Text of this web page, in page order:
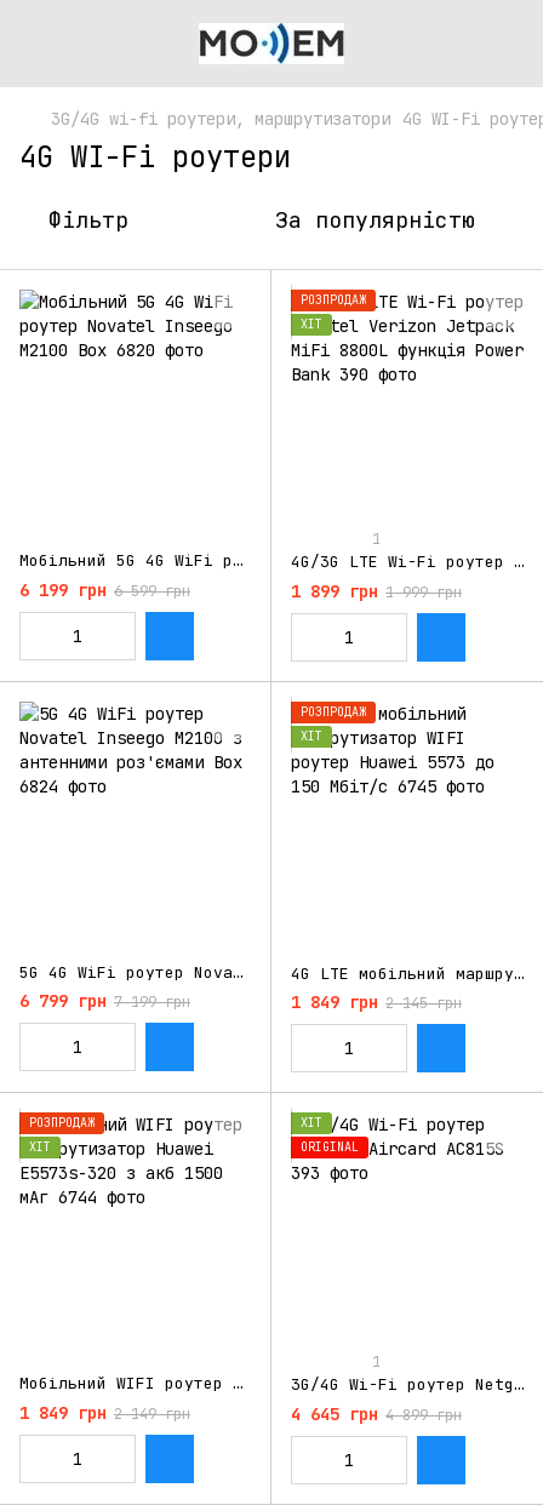
3G/4G wi-fi роутери, маршрутизатори 4G WI-Fi
4G WI-Fi роутери
Фільтр За популярністю
Мобільний 5G 4G WiFi роутер Novatel Inseego M2100 Box
6 199 грн 6 599 грн
РОЗПРОДАЖ
ХІТ
1
4G/3G LTE Wi-Fi роутер Novatel Verizon Jetpack MiFi 8800L функція Power Bank
1 899 грн 1 999 грн
5G 4G WiFi роутер Novatel Inseego M2100 з антенними роз'ємами Box
6 799 грн 7 199 грн
РОЗПРОДАЖ
ХІТ
4G LTE мобільний маршрутизатор WIFI роутер Huawei 5573 до 150 Мбіт/с
1 849 грн 2 145 грн
РОЗПРОДАЖ
ХІТ
Мобільний WIFI роутер маршрутизатор Huawei E5573s-320 з акб 1500 мАг
1 849 грн 2 149 грн
ХІТ
ORIGINAL
1
3G/4G Wi-Fi роутер Netgear Aircard AC815S
4 645 грн 4 899 грн